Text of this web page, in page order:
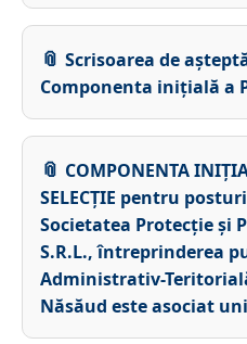
Scrisoarea de
Componenta inițială a
COMPONENTA
SELECȚIE pentru
Societatea Protecție și
S.R.L., întreprinderea
Administrativ-
Năsăud este asociat